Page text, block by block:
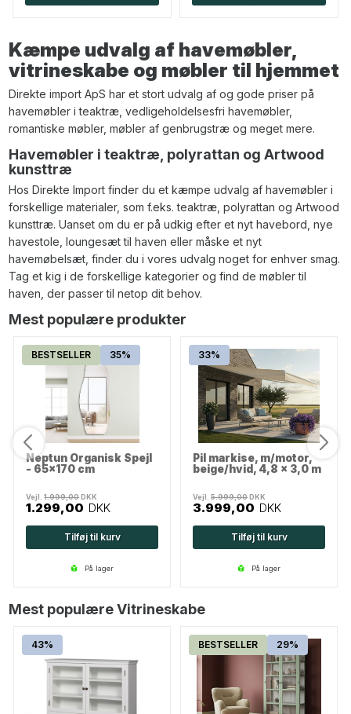
Kæmpe udvalg af havemøbler,
vitrineskabe og møbler til hjemmet
Direkte import ApS har et stort udvalg af og gode priser på
havemøbler i teaktræ, vedligeholdelsesfri havemøbler,
romantiske møbler, møbler af genbrugstræ og meget mere.
Havemøbler i teaktræ, polyrattan og Artwood
kunsttræ
Hos Direkte Import finder du et kæmpe udvalg af havemøbler i
forskellige materialer, som f.eks. teaktræ, polyrattan og Artwood
kunsttræ. Uanset om du er på udkig efter et nyt havebord, nye
havestole, loungesæt til haven eller måske et nyt
havemøbelsæt, finder du i vores udvalg noget for enhver smag.
Tag et kig i de forskellige kategorier og find de møbler til
haven, der passer til netop dit behov.
Mest populære produkter
BESTSELLER 35%
Neptun Organisk Spejl
- 65x170 cm
Vejl.1.999,00DKK
1.299,00 DKK
Tilføj til kurv
på lager
33%
Pil markise, m/motor,
beige/hvid, 4,8 x 3,0 m
Vejl.5.999,00DKK
3.999,00 DKK
Tilføj til kurv
på lager
Mest populære Vitrineskabe
43% BESTSELLER 29%